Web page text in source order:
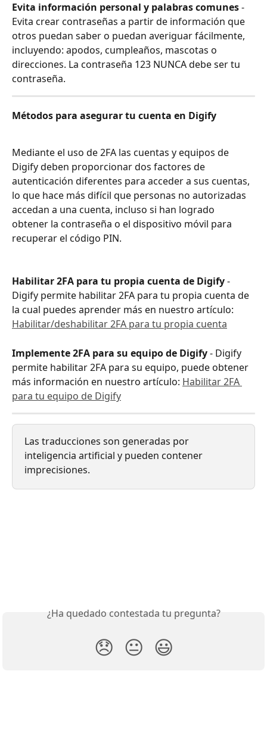
Evita información personal y palabras comunes -
Evita crear contraseñas a partir de información que
otros puedan saber o puedan averiguar fácilmente,
incluyendo: apodos, cumpleaños, mascotas o
direcciones. La contraseña 123 NUNCA debe ser tu
contraseña.
Métodos para asegurar tu cuenta en Digify
Mediante el uso de 2FA las cuentas y equipos de
Digify deben proporcionar dos factores de
autenticación diferentes para acceder a sus cuentas,
lo que hace más difícil que personas no autorizadas
accedan a una cuenta, incluso si han logrado
obtener la contraseña o el dispositivo móvil para
recuperar el código PIN.
Habilitar 2FA para tu propia cuenta de Digify -
Digify permite habilitar 2FA para tu propia cuenta de
la cual puedes aprender más en nuestro artículo:
Habilitar/deshabilitar 2FA para tu propia cuenta
Implemente 2FA para su equipo de Digify - Digify
permite habilitar 2FA para su equipo, puede obtener
más información en nuestro artículo: Habilitar 2FA
para tu equipo de Digify
Las traducciones son generadas por
inteligencia artificial y pueden contener
imprecisiones.
¿Ha quedado contestada tu pregunta?
😞 😐 😃